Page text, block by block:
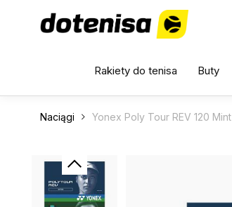
Rakiety do tenisa Buty
Naciągi Yonex Poly Tour REV 120 Mint